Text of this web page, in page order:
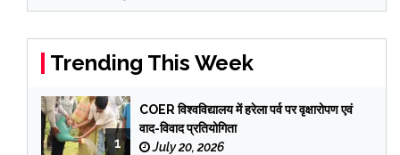
Trending This Week
1
COER विश्वविद्यालय में हरेला पर्व पर वृक्षारोपण एवं
वाद-विवाद प्रतियोगिता
July 20, 2026